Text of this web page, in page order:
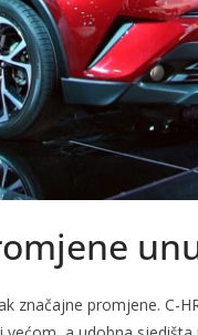
značajne promjene. C-